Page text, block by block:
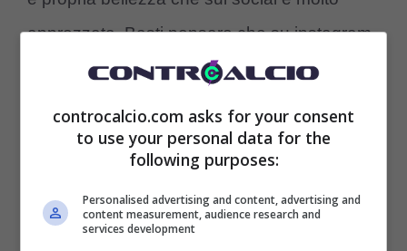
apprezzata. Basti pensare che su instagram
ha ormaiscavallato già da un bel po’ i tre
crescita e non solo per il suo talento
musicale. L’abbiam detto, è una vera e
propria Dea, con un corpo da favola che in
più di un’occasione non ha certo mostrato
controcalcio.com asks for your consent
to use your personal data for the
following purposes:
Personalised advertising and content, advertising and
content measurement, audience research and
services development